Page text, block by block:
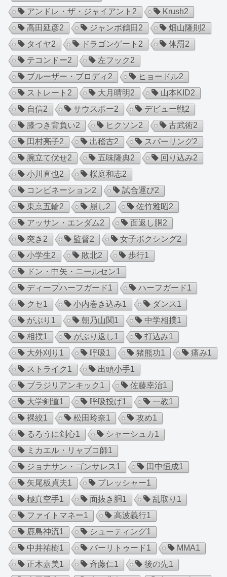
アンドレ・ザ・ジャイアント 2 Krush2
高田延彦2 ジャンボ鶴田 2 畑山隆則 2
タイヤ2 ドラゴンゲート 2 体罰2
テコンドー2 左フック2
ブルーザー・ブロディ 2 ヒョードル2
ストレート 2 大月晴明2 山本KID2
自信2 サウスポー2 デビュー戦2
膝つき背負い2 ヒクソン2 古武術2
田村亮子2 出稽古2 スパーリング2
腕立て伏せ2 五味隆典2 回り込み2
小川直也2 桜庭和志2
コンビネーション2 試合運び2
東京五輪2 崩し2 佐竹雅昭2
アッサン・エンダム2 面返し胴 2
突き 2 監督2 女子ボクシング2
小学生2 敗北2 歩行1
ドン・中矢・ニールセン1
ディープハーフガード1 ハーフガード1
クセ1 小内巻き込み1 ダンス1
がぶり 1 朝乃山関1 中学相撲1
相撲1 がぶり返し1 打込み1
大外刈り 1 呼吸1 猪熊功1 痛み1
ストライク1 出頭小手1
ブラジリアンキック1 佐藤幸治1
大学剣道1 呼吸投げ1 一教1
裸絞1 松田玲奈1 攻め1
るろうに剣心1 シャーシュカ1
ミカエル・リャブコ師1
ジョナサン・ゴンサレス1 田中恒成1
矢尾板貞夫1 プレッシャー1
極真空手1 面抜き胴 1 乱取り 1
ファイトマネー1 高波義行1
鹿島神流1 シューティング1
中井祐樹1 バーリトゥード1 MMA1
正木嘉美1 斉藤仁1 後の先1